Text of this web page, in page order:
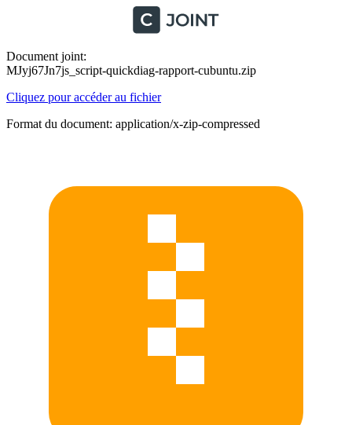
Document joint:
MJyj67Jn7js_script-quickdiag-rapport-cubuntu.zip
Cliquez pour accéder au fichier
Format du document: application/x-zip-compressed